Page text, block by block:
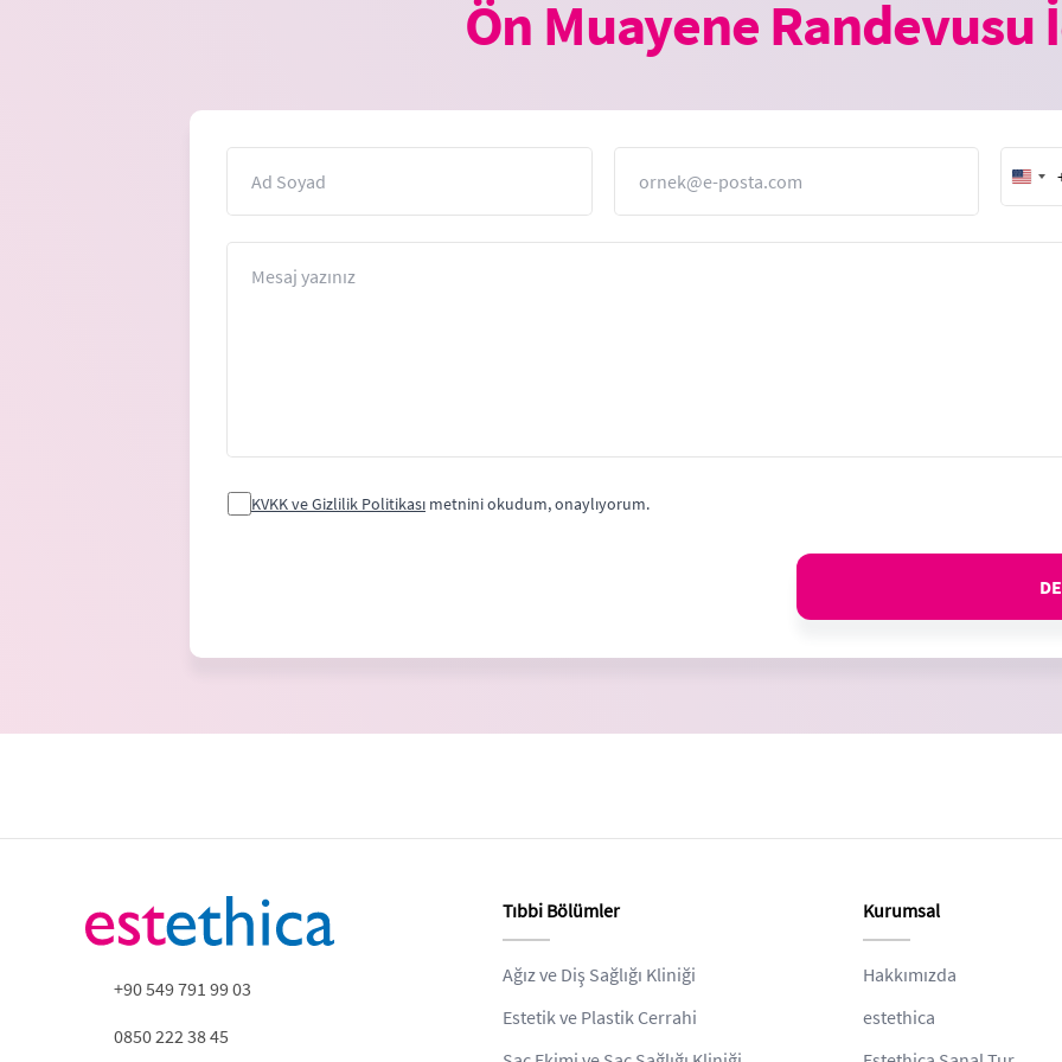
Ön Muayene Randevusu
+1
KVKK ve Gizlilik Politikası metnini okudum, onaylıyorum.
+90 549 791 99 03
0850 222 38 45
Tıbbi Bölümler
Ağız ve Diş Sağlığı Kliniği
Estetik ve Plastik Cerrahi
Kurumsal
Hakkımızda
estethica